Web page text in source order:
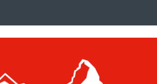
suchen